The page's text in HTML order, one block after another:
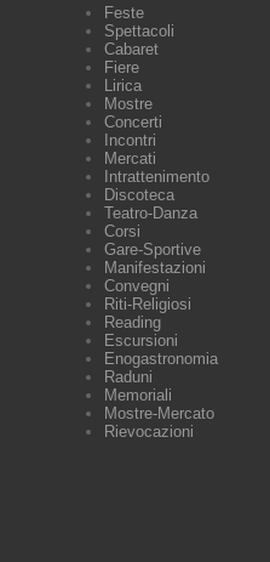
Feste
Spettacoli
Cabaret
Fiere
Lirica
Mostre
Concerti
Incontri
Mercati
Intrattenimento
Discoteca
Teatro-Danza
Corsi
Gare-Sportive
Manifestazioni
Convegni
Riti-Religiosi
Reading
Escursioni
Enogastronomia
Raduni
Memoriali
Mostre-Mercato
Rievocazioni